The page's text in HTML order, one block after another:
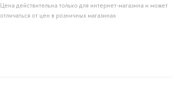
Цена действительна только для интернет-магазина и может
отличаться от цен в розничных магазинах